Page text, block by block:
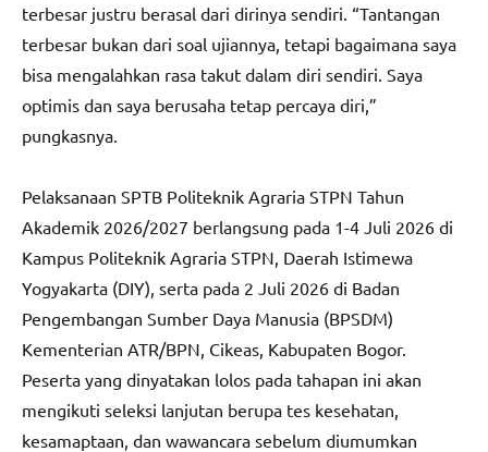
terbesar justru berasal dari dirinya sendiri. “Tantangan
terbesar bukan dari soal ujiannya, tetapi bagaimana saya
bisa mengalahkan rasa takut dalam diri sendiri. Saya
optimis dan saya berusaha tetap percaya diri,”
pungkasnya.
Pelaksanaan SPTB Politeknik Agraria STPN Tahun
Akademik 2026/2027 berlangsung pada 1-4 Juli 2026 di
Kampus Politeknik Agraria STPN, Daerah Istimewa
Yogyakarta (DIY), serta pada 2 Juli 2026 di Badan
Pengembangan Sumber Daya Manusia (BPSDM)
Kementerian ATR/BPN, Cikeas, Kabupaten Bogor.
Peserta yang dinyatakan lolos pada tahapan ini akan
mengikuti seleksi lanjutan berupa tes kesehatan,
kesamaptaan, dan wawancara sebelum diumumkan